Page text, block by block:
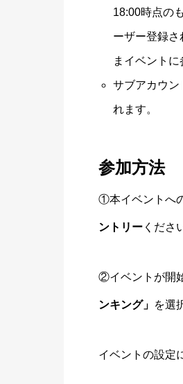
18:00時点の
ーザー登録
まイベントに
サブアカウン
れます。
参加方法
①本イベントへ
ントリー くださ
②イベントが開
ンキング」 を選
イベントの設定